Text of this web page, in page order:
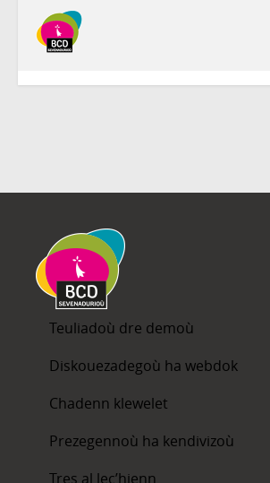
Teuliadoù dre demoù
Diskouezadegoù ha webdok
Chadenn klewelet
Prezegennoù ha kendivizoù
Tres al lec’hienn